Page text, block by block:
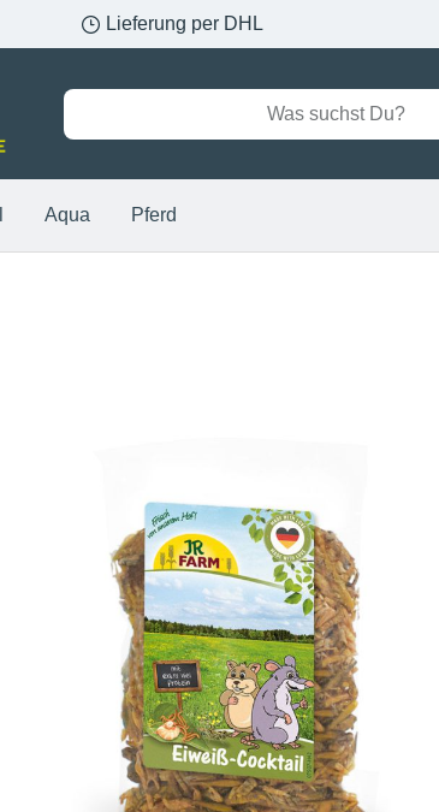
Lieferung per DHL
Aqua Pferd